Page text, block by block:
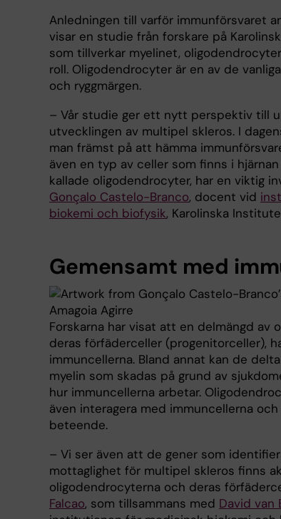
Anledningen till varför immunförsvaret
visar en studie från forskare på
som tillverkar myelinet,
roll. Oligodendrocyter är en av de
och ryggmärgen.
– Vår studie ger ett nytt perspektiv till
utvecklingen av multipel skleros. I
man främst på att hämma
även en typ av celler som finns i
kallade oligodendrocyter, har en viktig
Gonçalo Castelo-Branco, docent vid
biokemi och biofysik, Karolinska
Gemensamt med
Forskarna har visat att en delmängd av
deras förfäderceller (progenitorceller),
immuncellerna. Bland annat kan de
myelin som skadas på grund av
hur immuncellerna arbetar.
även interagera med immuncellerna
beteende.
– Vi ser även att de gener som
mottaglighet för multipel skleros finns
oligodendrocyterna och deras
Falcao, som tillsammans med David van